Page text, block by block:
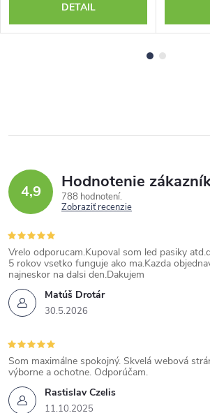
DETAIL
4,9 Hodnotenie
788 hodnotení
Zobraziť recenzie
Matúš Drotár
30.5.2026
Vrelo odporucam.Kupoval som led pasiky
5 rokov vsetko funguje ako ma.Kazda
najneskor na dalsi den.Dakujem
Rastislav Czelis
11.10.2025
Som maximálne spokojný. Skvelá webová
výborne a ochotne. Odporúčam.